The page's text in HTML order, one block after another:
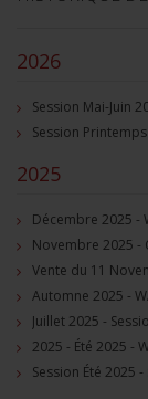
2026
2025
Vente du 11
Session Été 2025